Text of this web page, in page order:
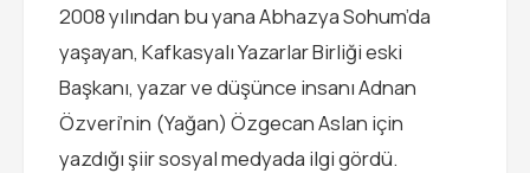
2008 yılından bu yana Abhazya Sohum’da
yaşayan, Kafkasyalı Yazarlar Birliği eski
Başkanı, yazar ve düşünce insanı Adnan
Özveri’nin (Yağan) Özgecan Aslan için
yazdığı şiir sosyal medyada ilgi gördü.